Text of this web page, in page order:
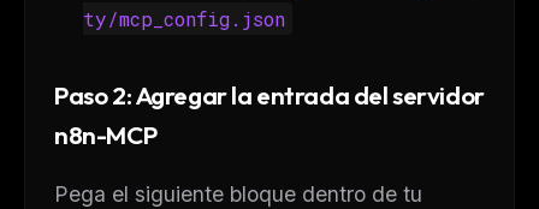
ty/mcp_config.json
Paso 2: Agregar la entrada del servidor
n8n-MCP
Pega el siguiente bloque dentro de tu